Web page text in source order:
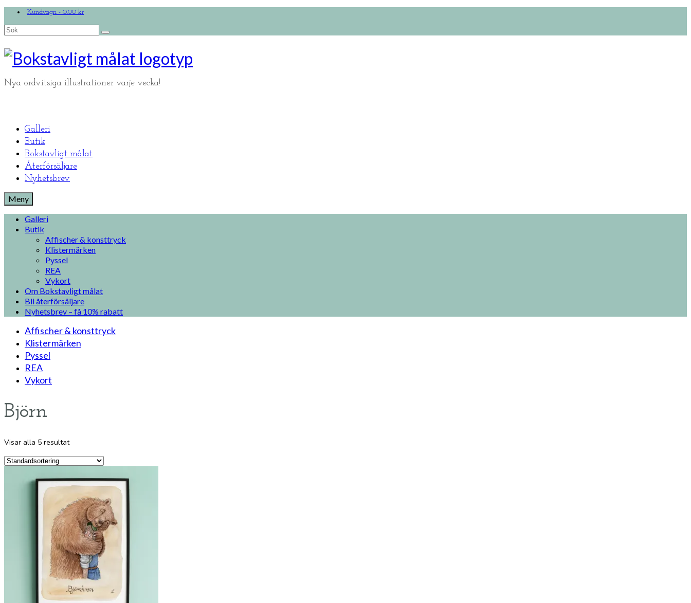
Kundvagn - 0.00 kr
Search
Nya ordvitsiga illustrationer varje vecka!
Galleri
Butik
Bokstavligt målat
Återförsäljare
Nyhetsbrev
Meny
Galleri
Butik
Affischer & konsttryck
Klistermärken
Pyssel
REA
Vykort
Om Bokstavligt målat
Bli återförsäljare
Nyhetsbrev – få 10% rabatt
Affischer & konsttryck
Klistermärken
Pyssel
REA
Vykort
Björn
Visar alla 5 resultat